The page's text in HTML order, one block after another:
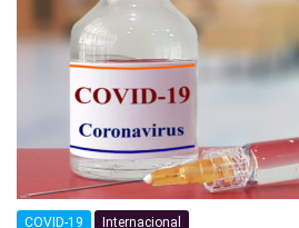
COVID-19 Internacional